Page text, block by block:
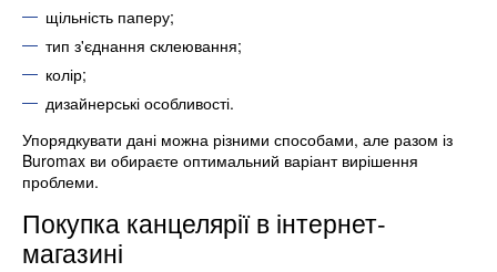
щільність паперу;
тип з'єднання склеювання;
колір;
дизайнерські особливості.
Упорядкувати дані можна різними способами, але разом із
Buromax ви обираєте оптимальний варіант вирішення
проблеми.
Покупка канцелярії в інтернет-
магазині